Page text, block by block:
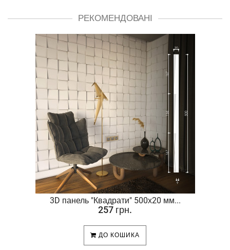
РЕКОМЕНДОВАНІ
3D панель "Квадрати" 500х20 мм...
257 грн.
ДО КОШИКА